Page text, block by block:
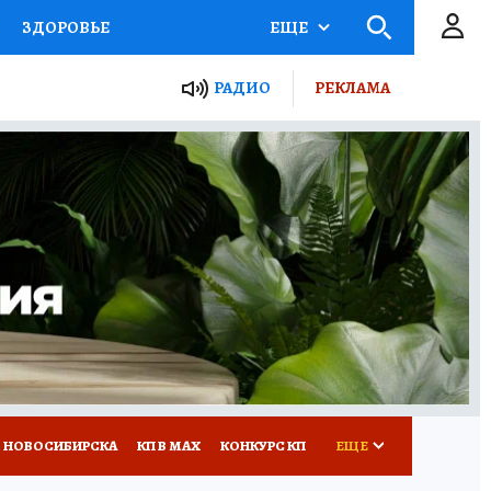
ЗДОРОВЬЕ
Я ЗНАЮ СЕМЬЯ
СЕРИАЛЫ
ВСЕ О КП РАДИО КП
ЕЩЕ
РАДИО РЕКЛАМА
КП В МАХ КОНКУРС КП ЕЩЕ